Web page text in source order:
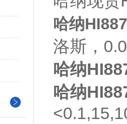
哈纳
洛斯，
哈纳
哈纳